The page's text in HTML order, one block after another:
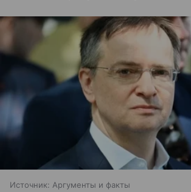
Источник: Аргументы и факты